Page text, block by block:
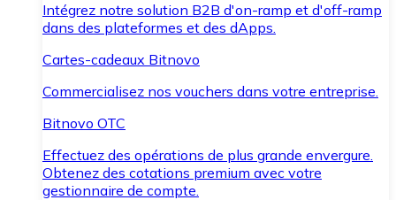
Intégrez notre solution B2B d'on-ramp et d'off-ramp
dans des plateformes et des dApps.
Cartes-cadeaux Bitnovo
Commercialisez nos vouchers dans votre entreprise.
Bitnovo OTC
Effectuez des opérations de plus grande envergure.
Obtenez des cotations premium avec votre
gestionnaire de compte.